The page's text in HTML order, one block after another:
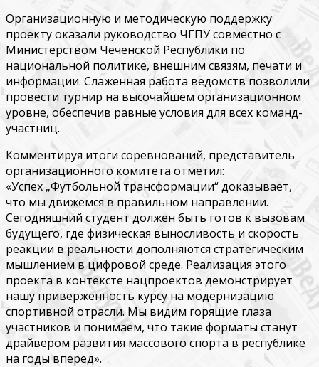
Организационную и методическую поддержку
проекту оказали руководство ЧГПУ совместно с
Министерством Чеченской Республики по
национальной политике, внешним связям, печати и
информации. Слаженная работа ведомств позволили
провести турнир на высочайшем организационном
уровне, обеспечив равные условия для всех команд-
участниц.
Комментируя итоги соревнований, представитель
организационного комитета отметил:
«Успех „Футбольной трансформации“ доказывает,
что мы движемся в правильном направлении.
Сегодняшний студент должен быть готов к вызовам
будущего, где физическая выносливость и скорость
реакции в реальности дополняются стратегическим
мышлением в цифровой среде. Реализация этого
проекта в контексте нацпроектов демонстрирует
нашу приверженность курсу на модернизацию
спортивной отрасли. Мы видим горящие глаза
участников и понимаем, что такие форматы станут
драйвером развития массового спорта в республике
на годы вперед».